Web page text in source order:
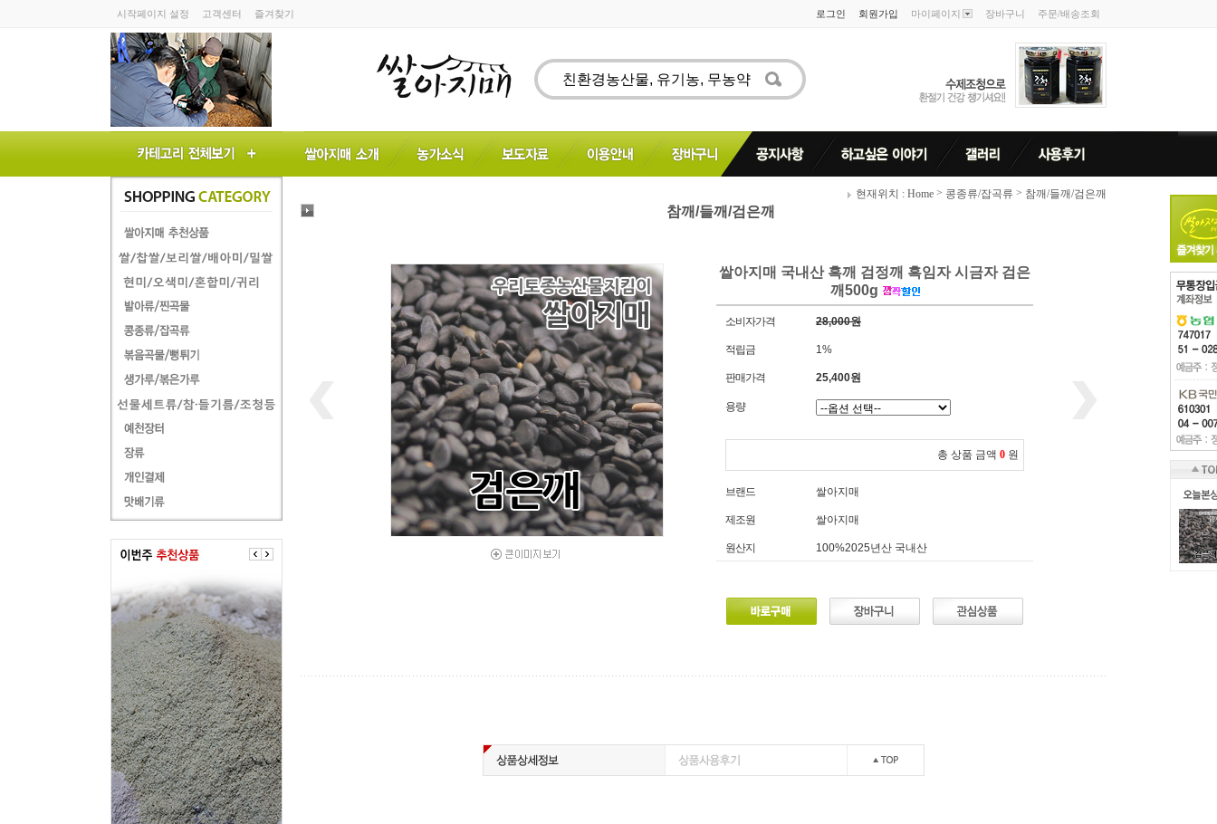
시작페이지 설정 고객센터 즐겨찾기 로그인 회원가입 마이페이지 장바구니 주문/배송조회
현재위치 : Home > 콩종류/잡곡류 > 참깨/들깨/검은깨
참깨/들깨/검은깨
쌀아지매 국내산 흑깨 검정깨 흑임자 시금자 검은
깨500g
소비자가격 28,000원
적립금 1%
판매가격 25,400원
용량
총 상품 금액 0 원
브랜드 쌀아지매
제조원 쌀아지매
원산지 100%2025년산 국내산